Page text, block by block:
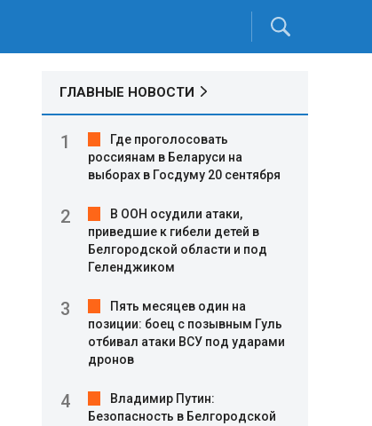
ГЛАВНЫЕ НОВОСТИ
Где проголосовать
россиянам в Беларуси на
выборах в Госдуму 20 сентября
В ООН осудили атаки,
приведшие к гибели детей в
Белгородской области и под
Геленджиком
Пять месяцев один на
позиции: боец с позывным Гуль
отбивал атаки ВСУ под ударами
дронов
Владимир Путин:
Безопасность в Белгородской